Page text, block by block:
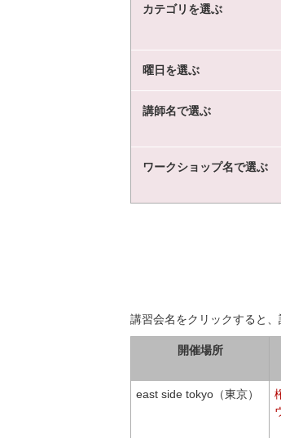
カテゴリを選ぶ
曜日を選ぶ
講師名で選ぶ
ワークショップ名で選ぶ
講習会名をクリックすると
開催場所
east side tokyo（東京）